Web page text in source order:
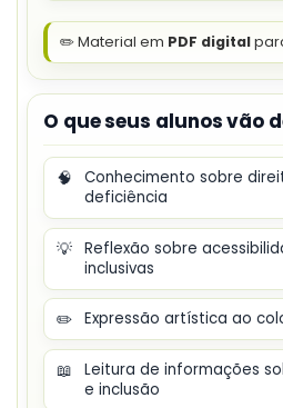
✏️ Material em PDF digital
O que seus alunos vão
🧠
Conhecimento sobre
deficiência
💡 Reflexão sobre
inclusivas
✏️ Expressão artística ao
📖
Leitura de informações
e inclusão